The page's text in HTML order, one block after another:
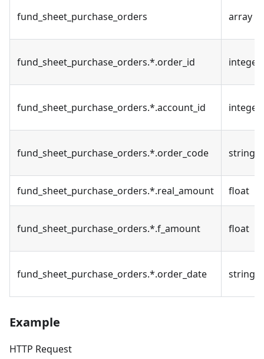
fund_sheet_purchase_orders array
fund_sheet_purchase_orders.*.order_id integer
fund_sheet_purchase_orders.*.account_id integer
fund_sheet_purchase_orders.*.order_code string
fund_sheet_purchase_orders.*.real_amount float
fund_sheet_purchase_orders.*.f_amount float
fund_sheet_purchase_orders.*.order_date string
Example
HTTP Request